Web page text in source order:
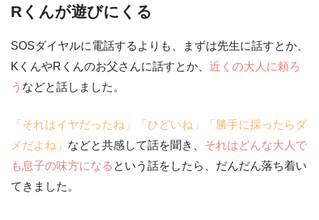
Rくんが遊びにくる
SOSダイヤルに電話するよりも、まずは先生に話すとか、
KくんやRくんのお父さんに話すとか、 近くの大人に頼ろ
う などと話しました。
「それはイヤだったね」「ひどいね」「勝手に採ったらダ
メだよね」 などと共感して話を聞き、 それはどんな大人で
も息子の味方になる という話をしたら、だんだん落ち着い
てきました。